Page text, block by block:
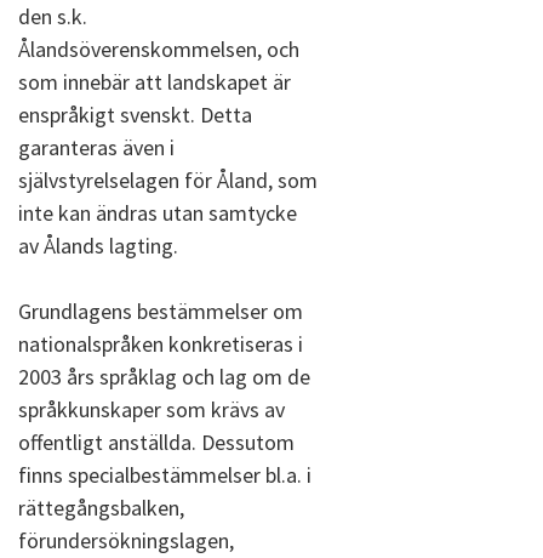
den s.k.
Ålandsöverenskommelsen, och
som innebär att landskapet är
enspråkigt svenskt. Detta
garanteras även i
självstyrelselagen för Åland, som
inte kan ändras utan samtycke
av Ålands lagting.
Grundlagens bestämmelser om
nationalspråken konkretiseras i
2003 års språklag och lag om de
språkkunskaper som krävs av
offentligt anställda. Dessutom
finns specialbestämmelser bl.a. i
rättegångsbalken,
förundersökningslagen,